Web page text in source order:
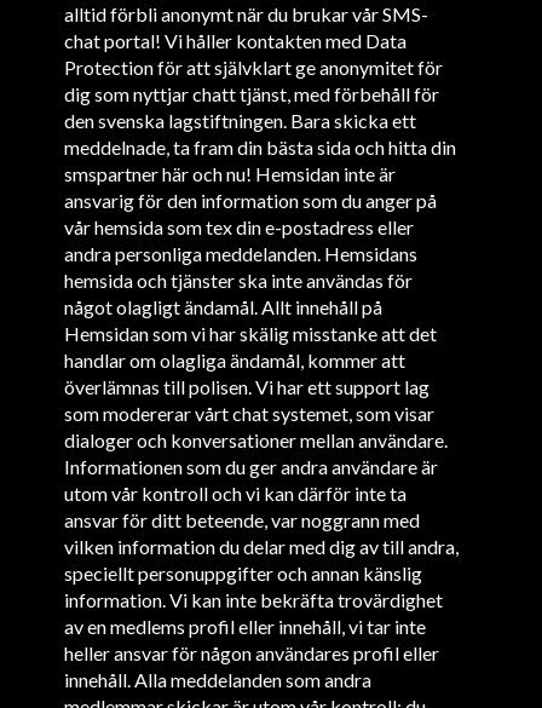
alltid förbli anonymt när du brukar vår SMS-
chat portal! Vi håller kontakten med Data
Protection för att självklart ge anonymitet för
dig som nyttjar chatt tjänst, med förbehåll för
den svenska lagstiftningen. Bara skicka ett
meddelnade, ta fram din bästa sida och hitta din
smspartner här och nu! Hemsidan inte är
ansvarig för den information som du anger på
vår hemsida som tex din e-postadress eller
andra personliga meddelanden. Hemsidans
hemsida och tjänster ska inte användas för
något olagligt ändamål. Allt innehåll på
Hemsidan som vi har skälig misstanke att det
handlar om olagliga ändamål, kommer att
överlämnas till polisen. Vi har ett support lag
som modererar vårt chat systemet, som visar
dialoger och konversationer mellan användare.
Informationen som du ger andra användare är
utom vår kontroll och vi kan därför inte ta
ansvar för ditt beteende, var noggrann med
vilken information du delar med dig av till andra,
speciellt personuppgifter och annan känslig
information. Vi kan inte bekräfta trovärdighet
av en medlems profil eller innehåll, vi tar inte
heller ansvar för någon användares profil eller
innehåll. Alla meddelanden som andra